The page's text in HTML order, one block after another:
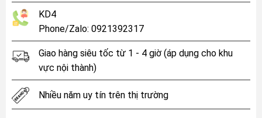
KD4
Phone/Zalo: 0921392317
Giao hàng siêu tốc từ 1 - 4 giờ (áp dụng cho khu
vực nội thành)
Nhiều năm uy tín trên thị trường